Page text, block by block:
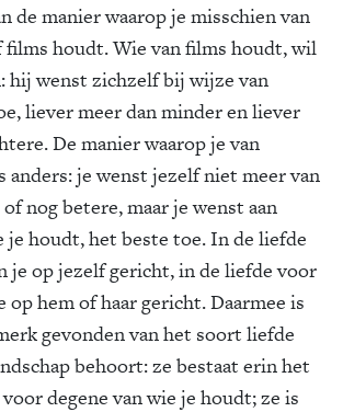
de manier waarop je misschien van
houdt. Wie van films houdt, wil
hij wenst zichzelf bij wijze van
liever meer dan minder en liever
De manier waarop je van
anders: je wenst jezelf niet meer van
nog betere, maar je wenst aan
je houdt, het beste toe. In de liefde
je op jezelf gericht, in de liefde voor
op hem of haar gericht. Daarmee is
gevonden van het soort liefde
behoort: ze bestaat erin het
degene van wie je houdt; ze is